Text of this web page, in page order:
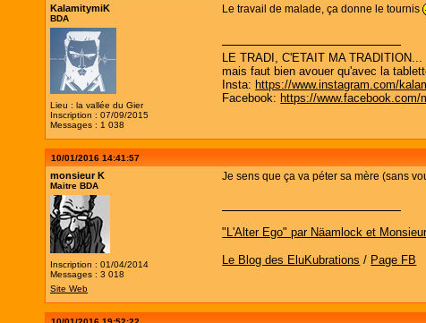
KalamitymiK
BDA
Lieu : la vallée du Gier
Inscription : 07/09/2015
Messages : 1 038
Le travail de malade, ça donne le tournis
LE TRADI, C'ETAIT MA TRADITION...
mais faut bien avouer qu'avec la
Insta: https://www.instagram.com/
Facebook: https://www.facebook.com/
10/01/2016 14:41:57
monsieur K
Maitre BDA
Inscription : 01/04/2014
Messages : 3 018
Site Web
Je sens que ça va péter sa mère (sans
"L'Alter Ego" par Näamlock et Monsieur
Le Blog des EluKubrations / Page FB